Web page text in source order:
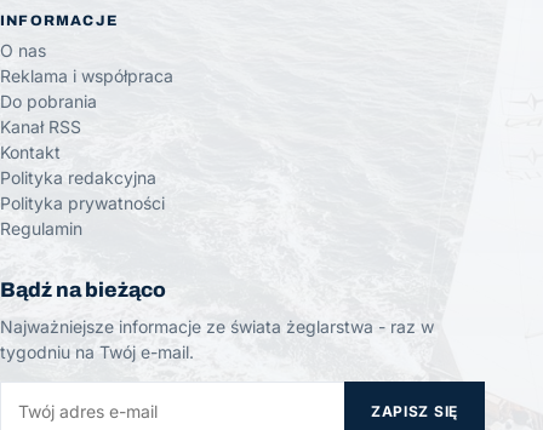
INFORMACJE
O nas
Reklama i współpraca
Do pobrania
Kanał RSS
Kontakt
Polityka redakcyjna
Polityka prywatności
Regulamin
Bądź na bieżąco
Najważniejsze informacje ze świata żeglarstwa - raz w
tygodniu na Twój e-mail.
ZAPISZ SIĘ